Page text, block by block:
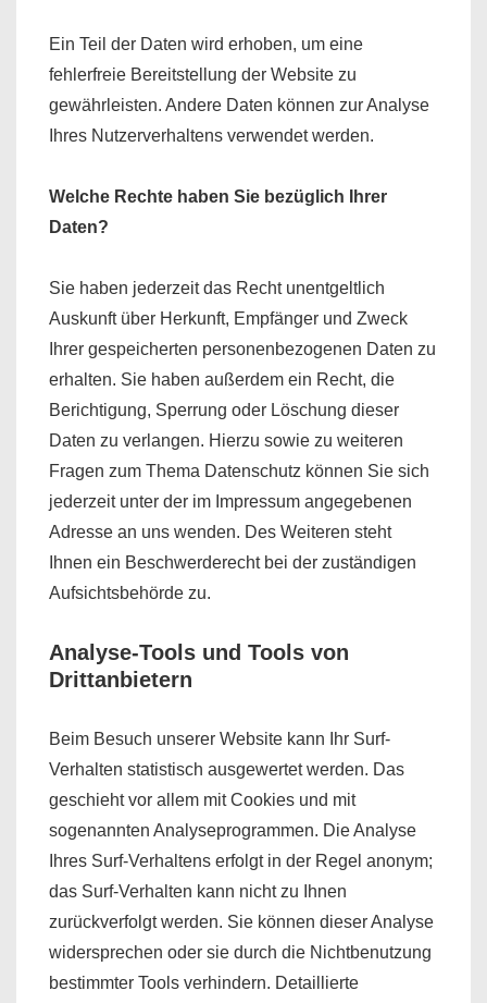
Ein Teil der Daten wird erhoben, um eine
fehlerfreie Bereitstellung der Website zu
gewährleisten. Andere Daten können zur Analyse
Ihres Nutzerverhaltens verwendet werden.
Welche Rechte haben Sie bezüglich Ihrer
Daten?
Sie haben jederzeit das Recht unentgeltlich
Auskunft über Herkunft, Empfänger und Zweck
Ihrer gespeicherten personenbezogenen Daten zu
erhalten. Sie haben außerdem ein Recht, die
Berichtigung, Sperrung oder Löschung dieser
Daten zu verlangen. Hierzu sowie zu weiteren
Fragen zum Thema Datenschutz können Sie sich
jederzeit unter der im Impressum angegebenen
Adresse an uns wenden. Des Weiteren steht
Ihnen ein Beschwerderecht bei der zuständigen
Aufsichtsbehörde zu.
Analyse-Tools und Tools von
Drittanbietern
Beim Besuch unserer Website kann Ihr Surf-
Verhalten statistisch ausgewertet werden. Das
geschieht vor allem mit Cookies und mit
sogenannten Analyseprogrammen. Die Analyse
Ihres Surf-Verhaltens erfolgt in der Regel anonym;
das Surf-Verhalten kann nicht zu Ihnen
zurückverfolgt werden. Sie können dieser Analyse
widersprechen oder sie durch die Nichtbenutzung
bestimmter Tools verhindern. Detaillierte